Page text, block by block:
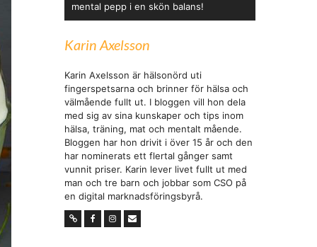
mental pepp i en skön balans!
Karin Axelsson
Karin Axelsson är hälsonörd uti
fingerspetsarna och brinner för hälsa och
välmående fullt ut. I bloggen vill hon dela
med sig av sina kunskaper och tips inom
hälsa, träning, mat och mentalt mående.
Bloggen har hon drivit i över 15 år och den
har nominerats ett flertal gånger samt
vunnit priser. Karin lever livet fullt ut med
man och tre barn och jobbar som CSO på
en digital marknadsföringsbyrå.